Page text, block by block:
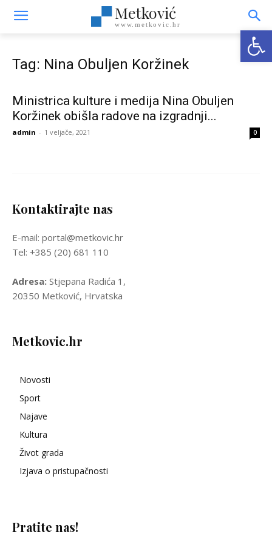
Metković
www.metkovic.hr
Tag: Nina Obuljen Koržinek
Ministrica kulture i medija Nina Obuljen
Koržinek obišla radove na izgradnji...
admin - 1 veljače, 2021 0
Kontaktirajte nas
E-mail: portal@metkovic.hr
Tel: +385 (20) 681 110
Adresa: Stjepana Radića 1,
20350 Metković, Hrvatska
Metkovic.hr
Novosti
Sport
Najave
Kultura
Život grada
Izjava o pristupačnosti
Pratite nas!